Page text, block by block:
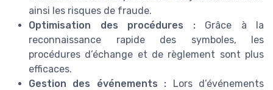
ainsi les risques de fraude.
Optimisation des procédures :Grâce à la
reconnaissance rapide des symboles, les
procédures d’échange et de règlement sont plus
efficaces.
Gestion des événements : Lors d’événements